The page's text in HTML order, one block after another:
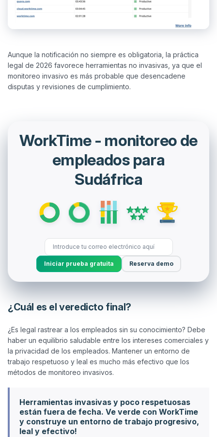
Aunque la notificación no siempre es obligatoria, la práctica
legal de 2026 favorece herramientas no invasivas, ya que el
monitoreo invasivo es más probable que desencadene
WorkTime - monitoreo de
empleados para
Sudáfrica
Iniciar prueba gratuita Reserva demo
¿Cuál es el veredicto final?
¿Es legal rastrear a los empleados sin su conocimiento? Debe
haber un equilibrio saludable entre los intereses comerciales y
la privacidad de los empleados. Mantener un entorno de
trabajo respetuoso y leal es mucho más efectivo que los
Herramientas invasivas y poco respetuosas
están fuera de fecha. Ve verde con WorkTime
y construye un entorno de trabajo progresivo,
leal y efectivo!